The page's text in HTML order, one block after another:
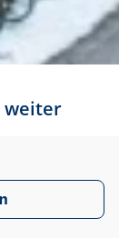
weiter